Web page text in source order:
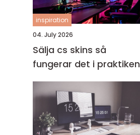
inspiration
04. July 2026
Sälja cs skins så
fungerar det i praktiken